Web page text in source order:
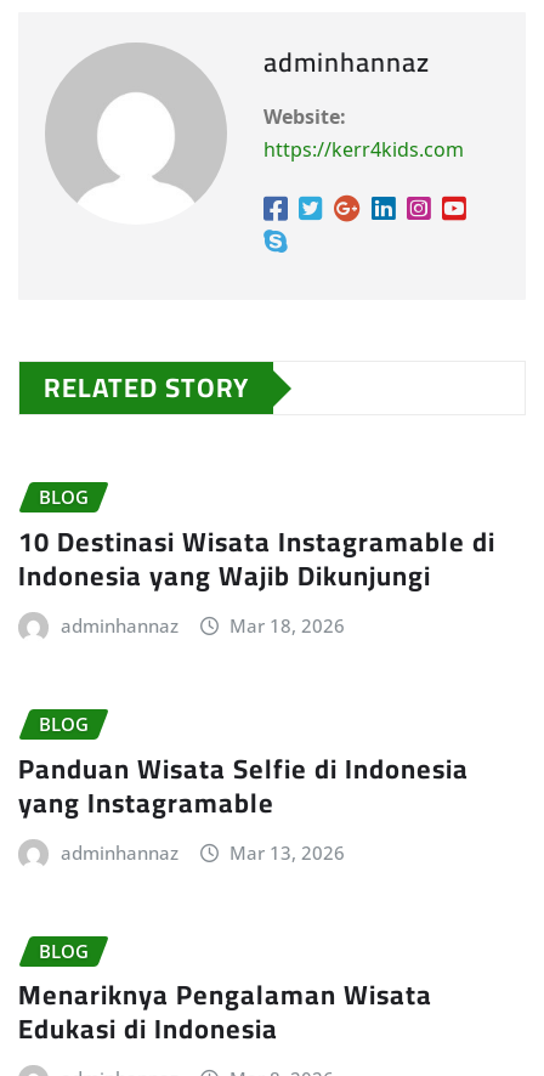
adminhannaz
Website:
https://kerr4kids.com
RELATED STORY
BLOG
10 Destinasi Wisata Instagramable di
Indonesia yang Wajib Dikunjungi
adminhannaz Mar 18, 2026
BLOG
Panduan Wisata Selfie di Indonesia
yang Instagramable
adminhannaz Mar 13, 2026
BLOG
Menariknya Pengalaman Wisata
Edukasi di Indonesia